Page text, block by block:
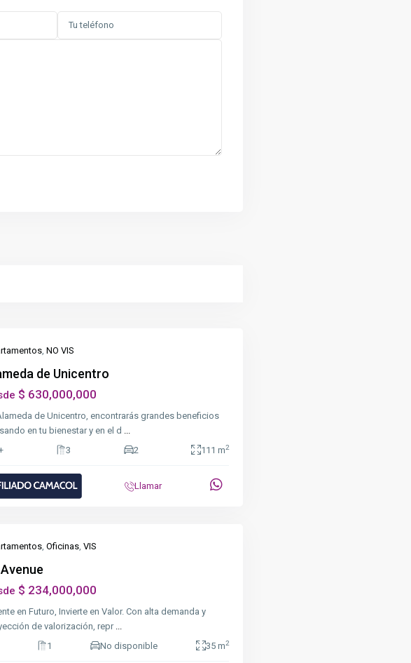
, NO VIS
de Unicentro
$ 630,000,000
de Unicentro, encontrarás grandes beneficios
en tu bienestar y en el d ...
3 2 111 m2
Llamar
, Oficinas, VIS
$ 234,000,000
en Futuro, Invierte en Valor. Con alta demanda y
de valorización, repr ...
1 No disponible 35 m2